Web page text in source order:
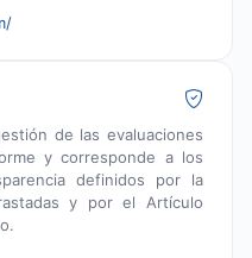
de las evaluaciones
y corresponde a los
definidos por la
y por el Artículo